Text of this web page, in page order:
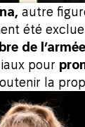
autre
été
de
pour
la